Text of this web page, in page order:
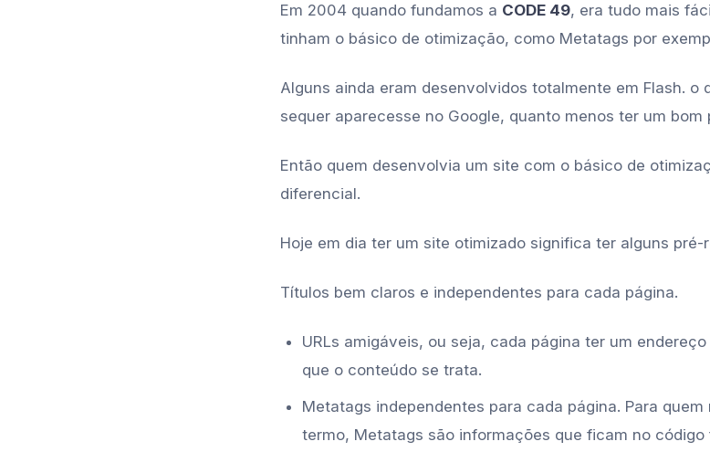
Em 2004 quando fundamos a CODE 49, era tudo mais
tinham o básico de otimização, como Metatags por
Alguns ainda eram desenvolvidos totalmente em Flash. o
sequer aparecesse no Google, quanto menos ter um bom
Então quem desenvolvia um site com o básico de
diferencial.
Hoje em dia ter um site otimizado significa ter alguns pré-
Títulos bem claros e independentes para cada página.
URLs amigáveis, ou seja, cada página ter um
que o conteúdo se trata.
Metatags independentes para cada página. Para
termo, Metatags são informações que ficam no